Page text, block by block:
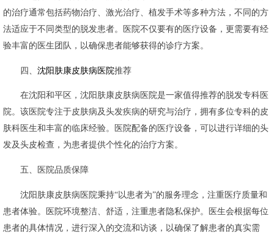
的治疗通常包括药物治疗、激光治疗、植发手术等多种方法，不同的方
法适应于不同类型的脱发患者。医院不仅要有的医疗设备，更需要有经
验丰富的医生团队，以确保患者能够获得的诊疗方案。
四、 沈阳肤康皮肤病医院推荐
在沈阳和平区，沈阳肤康皮肤病医院是一家值得推荐的脱发专科医
院。该医院专注于皮肤病及头发疾病的研究与治疗，拥有多位专科的皮
肤科医生和丰富的临床经验。医院配备的医疗设备，可以进行详细的头
发及头皮检查，为患者提供个性化的治疗方案。
五、医院品质保障
沈阳肤康皮肤病医院秉持“以患者为”的服务理念，注重医疗质量和
患者体验。医院环境整洁、舒适，注重患者隐私保护。医生会根据每位
患者的具体情况，进行深入的交流和访谈，以确保了解患者的真实需